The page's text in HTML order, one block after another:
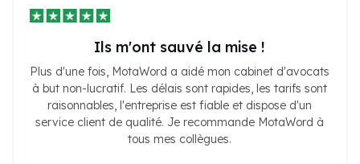
Ils m'ont sauvé la mise !
Plus d'une fois, MotaWord a aidé mon cabinet d'avocats
à but non-lucratif. Les délais sont rapides, les tarifs sont
raisonnables, l'entreprise est fiable et dispose d'un
service client de qualité. Je recommande MotaWord à
tous mes collègues.